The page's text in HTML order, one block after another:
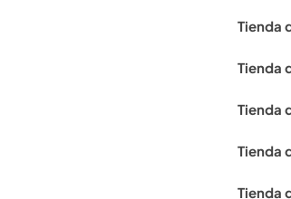
Tienda
Tienda
Tienda
Tienda
Tienda